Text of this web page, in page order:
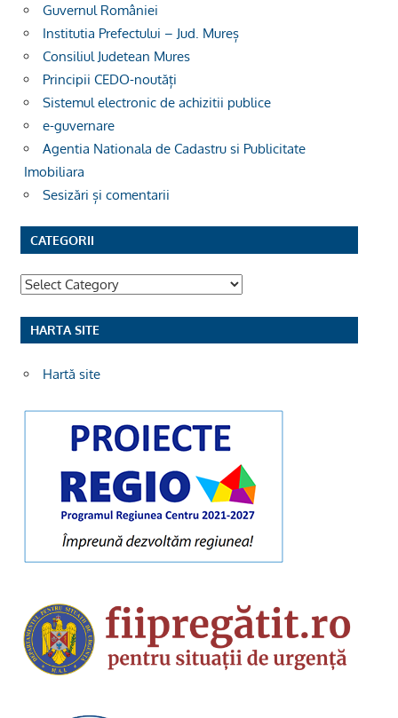
Guvernul României
Institutia Prefectului – Jud. Mureș
Consiliul Judetean Mures
Principii CEDO-noutăți
Sistemul electronic de achizitii publice
e-guvernare
Agentia Nationala de Cadastru si Publicitate
Imobiliara
Sesizări și comentarii
CATEGORII
Categorii
HARTA SITE
Hartă site